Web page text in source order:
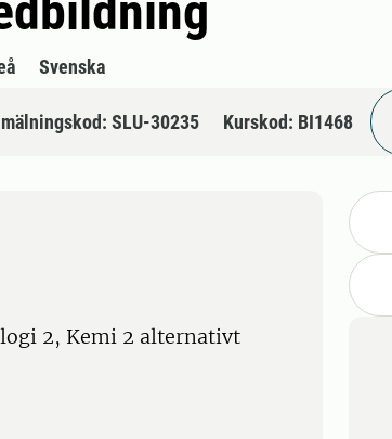
Svenska
SLU-30235 Kurskod: BI1468
2, Kemi 2 alternativt